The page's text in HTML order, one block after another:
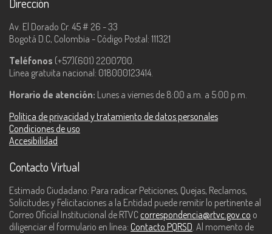
Dirección
Av. El Dorado Cr. 45 # 26 - 33
Bogotá D.C, Colombia - Código Postal: 111321
Teléfonos (+57)(601) 2200700.
Línea gratuita nacional: 018000123414.
Horario de atención: Lunes a viernes de 8:00 a.m. a 5:00 p.m.
Política de privacidad y tratamiento de datos personales
Condiciones de uso
Accesibilidad
Contacto Virtual
Estimado Ciudadano: Para radicar Peticiones, Quejas, Reclamos,
Solicitudes y Felicitaciones a la Entidad puede remitir lo pertinente al
Correo Oficial Institucional de RTVC correspondencia@rtvc.gov.co o
diligenciar el formulario en línea: Contacto PQRSD. Al momento de